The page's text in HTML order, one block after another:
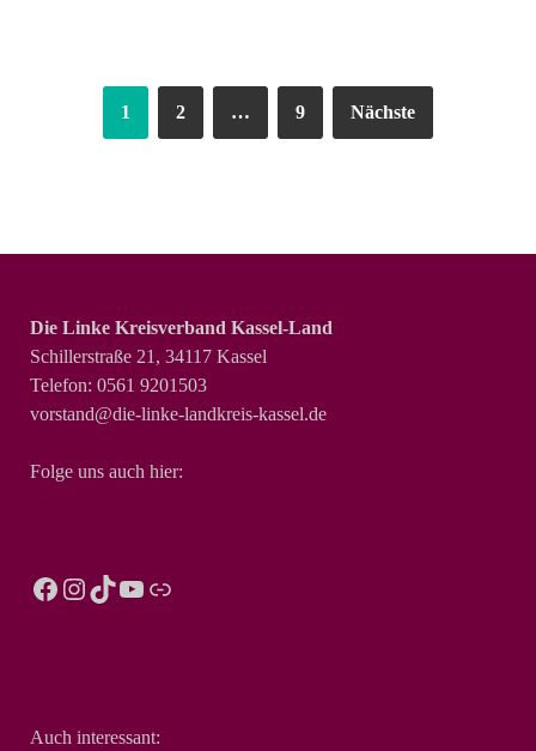
1 2 … 9 Nächste
Die Linke Kreisverband Kassel-Land
Schillerstraße 21, 34117 Kassel
Telefon: 0561 9201503
vorstand@die-linke-landkreis-kassel.de
Folge uns auch hier:
Auch interessant: